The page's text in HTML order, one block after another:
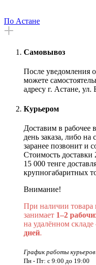
По Астане
Самовывоз
После уведомления
можете
адресу г. Астане, ул.
Курьером
Доставим в рабочее
день заказа, либо
заранее позвонит и
Стоимость
15 000 тенге
крупногабаритных
Внимание!
При наличии товара
занимает 1–2
на удалённом
дней.
График работы
Пн - Пт: с 9:00 до 19:00